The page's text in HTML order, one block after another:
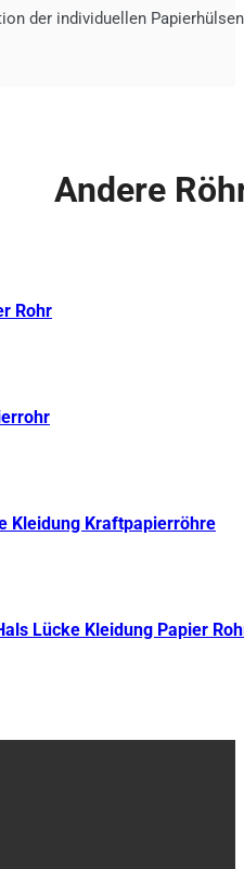
der individuellen
Andere
Rohr
Kleidung Kraftpapierröhre
Lücke Kleidung Papier